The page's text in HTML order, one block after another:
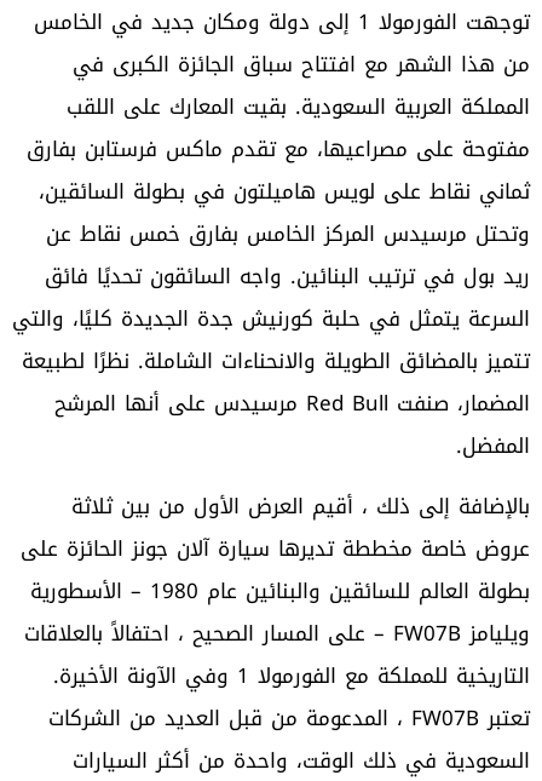
توجهت الفورمولا 1 إلى دولة ومكان جديد في الخامس
من هذا الشهر مع افتتاح سباق الجائزة الكبرى في
المملكة العربية السعودية. بقيت المعارك على اللقب
مفتوحة على مصراعيها، مع تقدم ماكس فرستابن بفارق
ثماني نقاط على لويس هاميلتون في بطولة السائقين،
وتحتل مرسيدس المركز الخامس بفارق خمس نقاط عن
ريد بول في ترتيب البنائين. واجه السائقون تحديًا فائق
السرعة يتمثل في حلبة كورنيش جدة الجديدة كليًا، والتي
تتميز بالمضائق الطويلة والانحناءات الشاملة. نظرًا لطبيعة
المضمار، صنفت Red Bull مرسيدس على أنها المرشح
المفضل.
بالإضافة إلى ذلك ، أقيم العرض الأول من بين ثلاثة
عروض خاصة مخططة تديرها سيارة آلان جونز الحائزة على
بطولة العالم للسائقين والبنائين عام 1980 – الأسطورية
ويليامز FW07B – على المسار الصحيح ، احتفالاً بالعلاقات
التاريخية للمملكة مع الفورمولا 1 وفي الآونة الأخيرة.
تعتبر FW07B ، المدعومة من قبل العديد من الشركات
السعودية في ذلك الوقت، واحدة من أكثر السيارات